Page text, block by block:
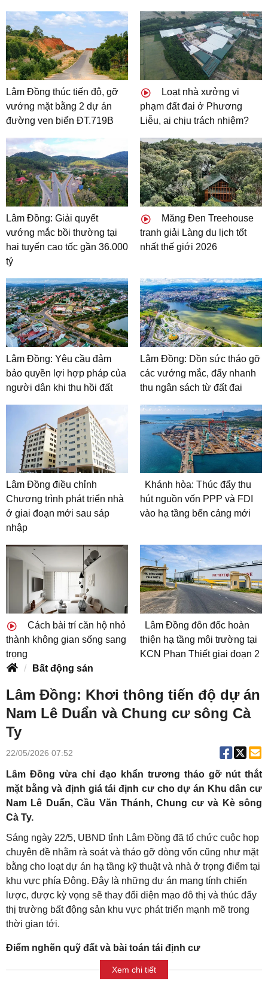
Lâm Đồng thúc tiến độ, gỡ
vướng mặt bằng 2 dự án
đường ven biển ĐT.719B
Loạt nhà xưởng vi
phạm đất đai ở Phương
Liễu, ai chịu trách nhiệm?
Lâm Đồng: Giải quyết
vướng mắc bồi thường tại
hai tuyến cao tốc gần 36.000
tỷ
Măng Đen Treehouse
tranh giải Làng du lịch tốt
nhất thế giới 2026
Lâm Đồng: Yêu cầu đảm
bảo quyền lợi hợp pháp của
người dân khi thu hồi đất
Lâm Đồng: Dồn sức tháo gỡ
các vướng mắc, đẩy nhanh
thu ngân sách từ đất đai
Lâm Đồng điều chỉnh
Chương trình phát triển nhà
ở giai đoạn mới sau sáp
nhập
Khánh hòa: Thúc đẩy thu
hút nguồn vốn PPP và FDI
vào hạ tầng bến cảng mới
Cách bài trí căn hộ nhỏ
thành không gian sống sang
trọng
Lâm Đồng đôn đốc hoàn
thiện hạ tầng môi trường tại
KCN Phan Thiết giai đoạn 2
Bất động sản
Lâm Đồng: Khơi thông tiến độ dự án
Nam Lê Duẩn và Chung cư sông Cà
Ty
22/05/2026 07:52
Lâm Đồng vừa chỉ đạo khẩn trương tháo gỡ nút thắt
mặt bằng và định giá tái định cư cho dự án Khu dân cư
Nam Lê Duẩn, Cầu Văn Thánh, Chung cư và Kè sông
Cà Ty.
Sáng ngày 22/5, UBND tỉnh Lâm Đồng đã tổ chức cuộc họp
chuyên đề nhằm rà soát và tháo gỡ dòng vốn cũng như mặt
bằng cho loạt dự án hạ tầng kỹ thuật và nhà ở trọng điểm tại
khu vực phía Đông. Đây là những dự án mang tính chiến
lược, được kỳ vọng sẽ thay đổi diện mạo đô thị và thúc đẩy
thị trường bất động sản khu vực phát triển mạnh mẽ trong
thời gian tới.
Điểm nghẽn quỹ đất và bài toán tái định cư
Xem chi tiết